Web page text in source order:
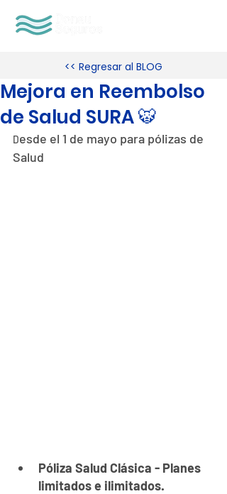
<< Regresar al BLOG
Mejora en Reembolso
de Salud SURA 🐯
Desde el 1 de mayo para pólizas de
Salud
Póliza Salud Clásica - Planes
limitados e ilimitados.